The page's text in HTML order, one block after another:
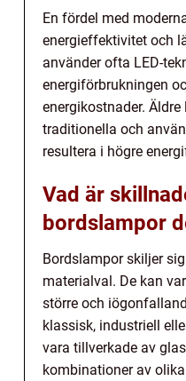
En fördel med
energieffektivitet och
använder ofta LED-
energiförbrukningen
energikostnader.
traditionella och
resultera i högre
Vad är
bordslampor
Bordslampor skiljer
materialval. De kan
större och
klassisk, industriell
vara tillverkade av
kombinationer av